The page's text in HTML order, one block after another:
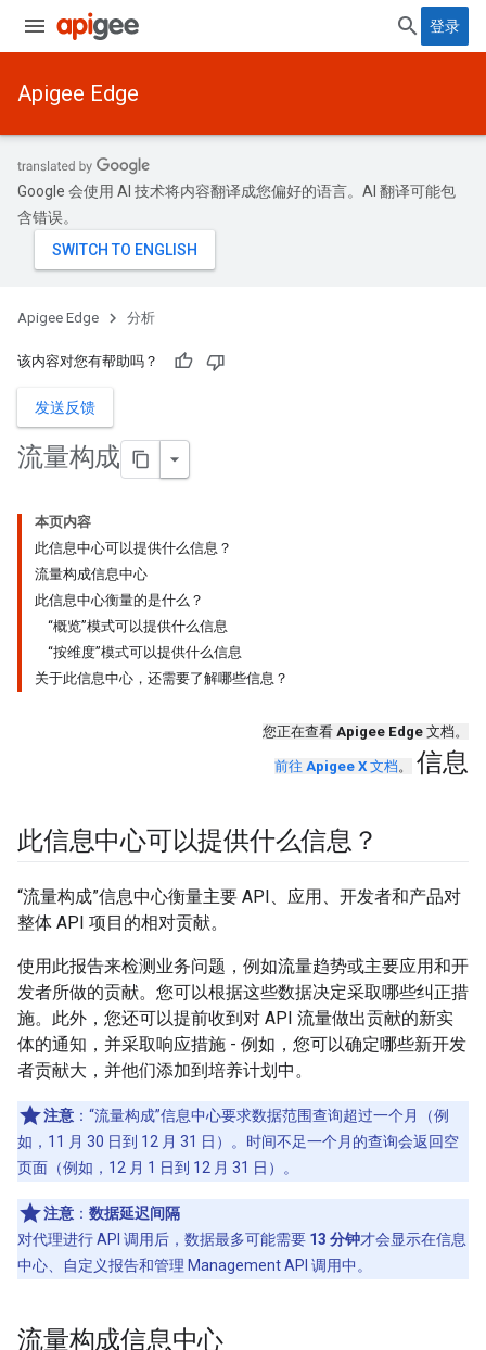
登录
Apigee Edge
Google 会使用 AI 技术将内容翻译成您偏好的语言。AI 翻译可能包
含错误。
Apigee Edge 分析
该内容对您有帮助吗？
发送反馈
流量构成
本页内容
此信息中心可以提供什么信息？
流量构成信息中心
此信息中心衡量的是什么？
“概览”模式可以提供什么信息
“按维度”模式可以提供什么信息
关于此信息中心，还需要了解哪些信息？
您正在查看 Apigee Edge 文档。
前往 Apigee X 文档。 信息
此信息中心可以提供什么信息？
“流量构成”信息中心衡量主要 API、应用、开发者和产品对
整体 API 项目的相对贡献。
使用此报告来检测业务问题，例如流量趋势或主要应用和开
发者所做的贡献。您可以根据这些数据决定采取哪些纠正措
施。此外，您还可以提前收到对 API 流量做出贡献的新实
体的通知，并采取响应措施 - 例如，您可以确定哪些新开发
者贡献大，并他们添加到培养计划中。
注意 ：“流量构成”信息中心要求数据范围查询超过一个月（例
如，11 月 30 日到 12 月 31 日）。时间不足一个月的查询会返回空
页面（例如，12 月 1 日到 12 月 31 日）。
注意 ： 数据延迟间隔
对代理进行 API 调用后，数据最多可能需要 13 分钟才会显示在信息
中心、自定义报告和管理 Management API 调用中。
流量构成信息中心